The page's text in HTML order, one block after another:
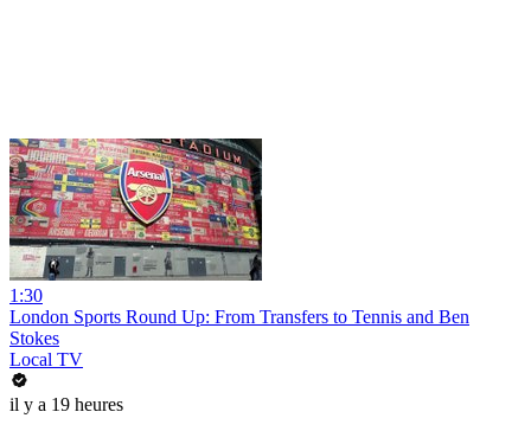
1:30
London Sports Round Up: From Transfers to Tennis and Ben
Stokes
Local TV
il y a 19 heures